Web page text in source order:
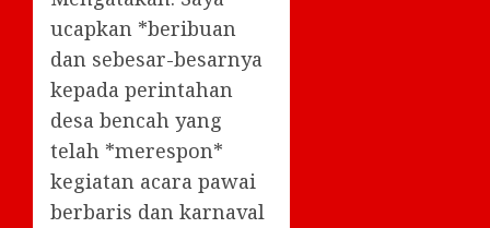
ucapkan *beribuan
dan sebesar-besarnya
kepada perintahan
desa bencah yang
telah *merespon*
kegiatan acara pawai
berbaris dan karnaval